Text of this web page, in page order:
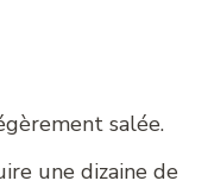
salée.
une dizaine de